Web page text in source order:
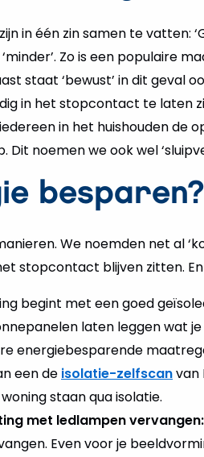
in één zin samen te vatten:
Zo is een populaire
staat ‘bewust’ in dit geval
in het stopcontact te laten
in het huishouden de
noemen we ook wel
besparen?
We noemden net al
stopcontact blijven zitten.
begint met een goed
laten leggen wat je
energiebesparende
een de isolatie-zelfscanvan
staan qua isolatie.
met ledlampen vervangen:
Even voor je